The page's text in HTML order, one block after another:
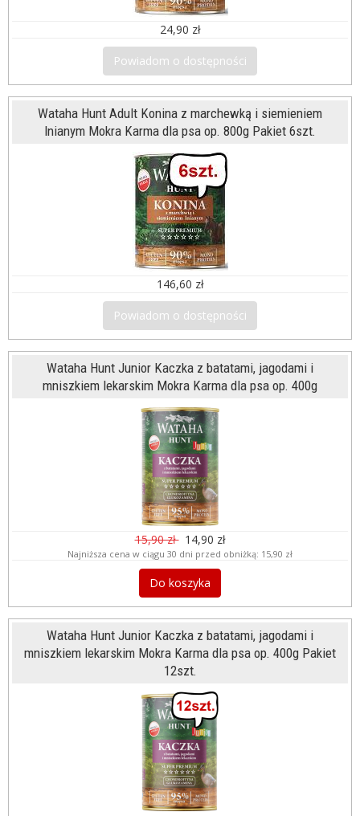
24,90 zł
Powiadom o dostępności
Wataha Hunt Adult Konina z marchewką i siemieniem
lnianym Mokra Karma dla psa op. 800g Pakiet 6szt.
146,60 zł
Powiadom o dostępności
Wataha Hunt Junior Kaczka z batatami, jagodami i
mniszkiem lekarskim Mokra Karma dla psa op. 400g
15,90 zł 14,90 zł
Najniższa cena w ciągu 30 dni przed obniżką: 15,90 zł
Do koszyka
Wataha Hunt Junior Kaczka z batatami, jagodami i
mniszkiem lekarskim Mokra Karma dla psa op. 400g Pakiet
12szt.